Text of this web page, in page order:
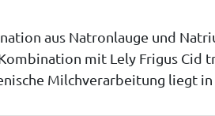
aus Natronlauge und
mit Lely Frigus Cid
Milchverarbeitung liegt